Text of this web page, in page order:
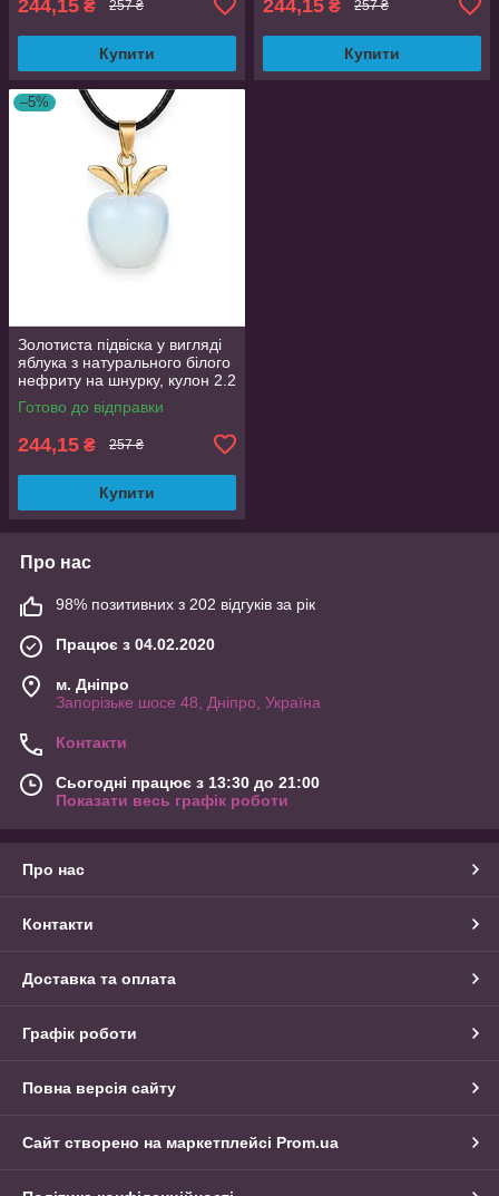
244,15 ₴ 257 ₴
Купити
244,15 ₴ 257 ₴
Купити
–5%
Золотиста підвіска у вигляді
яблука з натурального білого
нефриту на шнурку, кулон 2.2
см
Готово до відправки
244,15 ₴ 257 ₴
Купити
Про нас
98% позитивних з 202 відгуків за рік
Працює з 04.02.2020
м. Дніпро
Запорізьке шосе 48, Дніпро, Україна
Контакти
Сьогодні працює з 13:30 до 21:00
Показати весь графік роботи
Про нас
Контакти
Доставка та оплата
Графік роботи
Повна версія сайту
Сайт створено на маркетплейсі Prom.ua